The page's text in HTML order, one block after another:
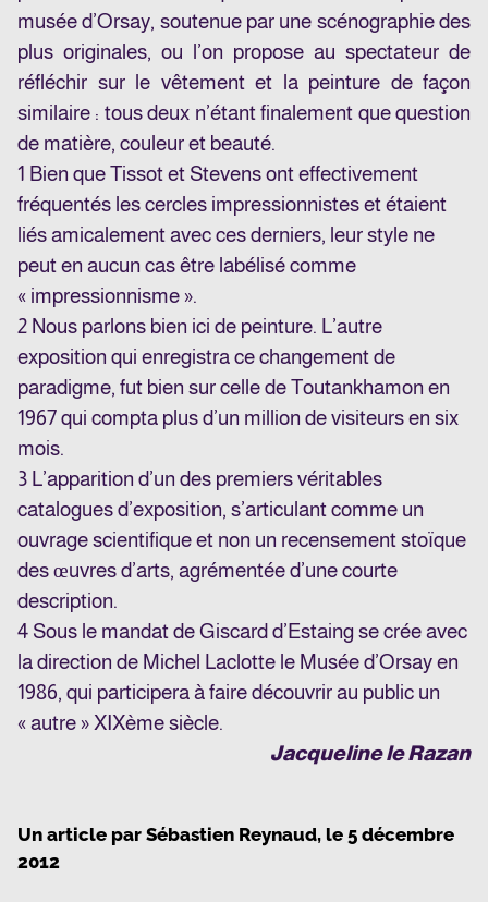
musée d’Orsay, soutenue par une scénographie des
plus originales, ou l’on propose au spectateur de
réfléchir sur le vêtement et la peinture de façon
similaire : tous deux n’étant finalement que question
de matière, couleur et beauté.
1 Bien que Tissot et Stevens ont effectivement
fréquentés les cercles impressionnistes et étaient
liés amicalement avec ces derniers, leur style ne
peut en aucun cas être labélisé comme
« impressionnisme ».
2 Nous parlons bien ici de peinture. L’autre
exposition qui enregistra ce changement de
paradigme, fut bien sur celle de Toutankhamon en
1967 qui compta plus d’un million de visiteurs en six
mois.
3 L’apparition d’un des premiers véritables
catalogues d’exposition, s’articulant comme un
ouvrage scientifique et non un recensement stoïque
des œuvres d’arts, agrémentée d’une courte
description.
4 Sous le mandat de Giscard d’Estaing se crée avec
la direction de Michel Laclotte le Musée d’Orsay en
1986, qui participera à faire découvrir au public un
« autre » XIXème siècle.
Jacqueline le Razan
Un article par Sébastien Reynaud, le 5 décembre
2012